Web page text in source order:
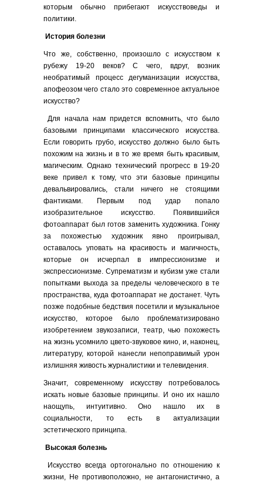
которым обычно прибегают искусствоведы и
политики.
История болезни
Что же, собственно, произошло с искусством к
рубежу 19-20 веков? С чего, вдруг, возник
необратимый процесс дегуманизации искусства,
апофеозом чего стало это современное актуальное
искусство?
Для начала нам придется вспомнить, что было
базовыми принципами классического искусства.
Если говорить грубо, искусство должно было быть
похожим на жизнь и в то же время быть красивым,
магическим. Однако технический прогресс в 19-20
веке привел к тому, что эти базовые принципы
девальвировались, стали ничего не стоящими
фантиками. Первым под удар попало
изобразительное искусство. Появившийся
фотоаппарат был готов заменить художника. Гонку
за похожестью художник явно проигрывал,
оставалось уповать на красивость и магичность,
которые он исчерпал в импрессионизме и
экспрессионизме. Супрематизм и кубизм уже стали
попытками выхода за пределы человеческого в те
пространства, куда фотоаппарат не достанет. Чуть
позже подобные бедствия посетили и музыкальное
искусство, которое было проблематизировано
изобретением звукозаписи, театр, чью похожесть
на жизнь усомнило цвето-звуковое кино, и, наконец,
литературу, которой нанесли непоправимый урон
излишняя живость журналистики и телевидения.
Значит, современному искусству потребовалось
искать новые базовые принципы. И оно их нашло
наощупь, интуитивно. Оно нашло их в
социальности, то есть в актуализации
эстетического принципа.
Высокая болезнь
Искусство всегда ортогонально по отношению к
жизни, Не противоположно, не антагонистично, а